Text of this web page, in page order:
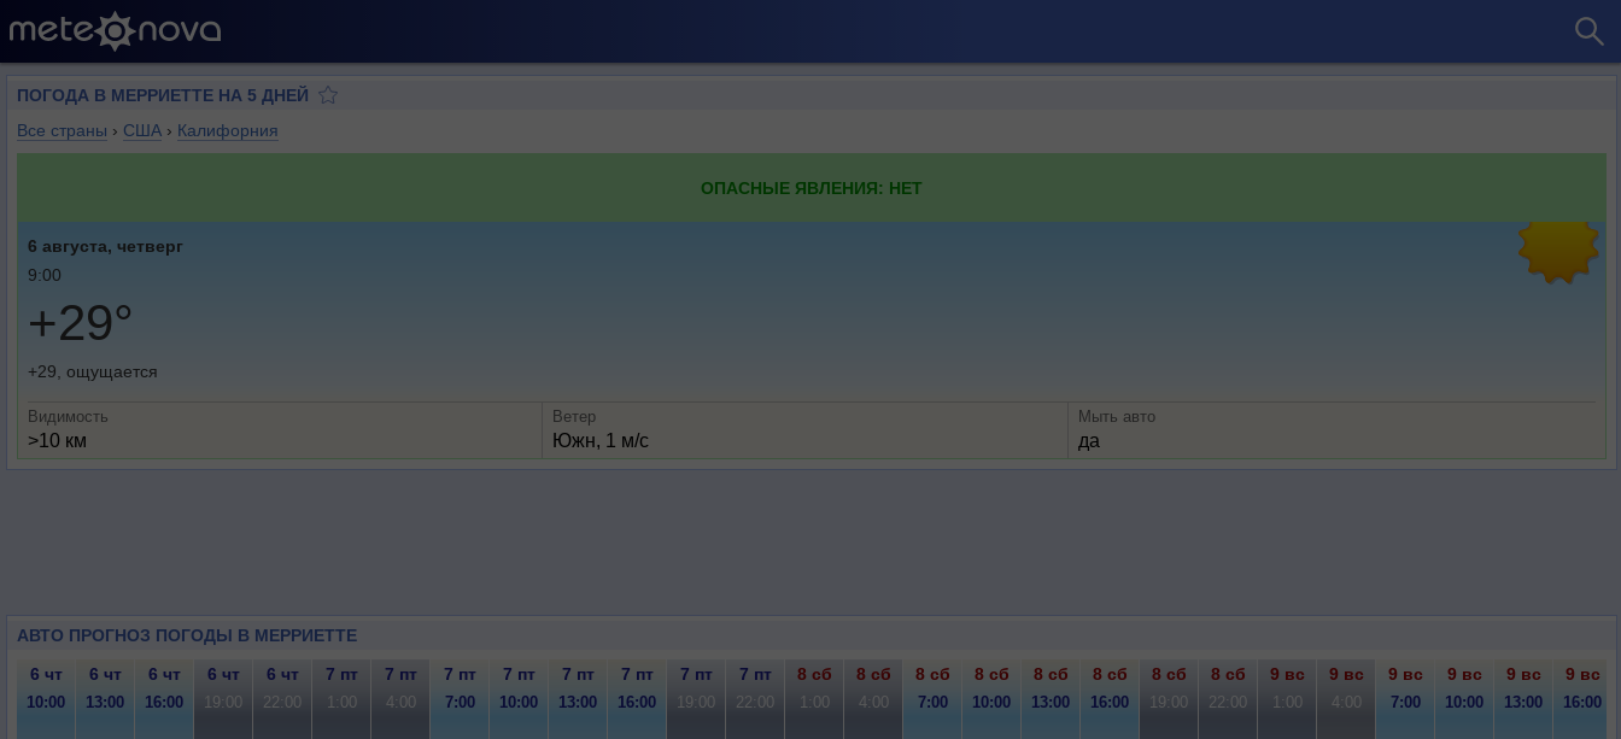
ПОГОДА В МЕРРИЕТТЕ НА 5 ДНЕЙ
Все страны › США › Калифорния
ОПАСНЫЕ ЯВЛЕНИЯ: НЕТ
6 августа, четверг
9:00
+29°
+29, ощущается
Видимость
>10 км
Ветер
Южн, 1 м/с
Мыть авто
да
АВТО ПРОГНОЗ ПОГОДЫ В МЕРРИЕТТЕ
6 чт 6 чт 6 чт 6 чт 6 чт 7 пт 7 пт 7 пт 7 пт 7 пт 7 пт 7 пт 7 пт 8 сб 8 сб 8 сб 8 сб 8 сб 8 сб 8 сб 8 сб 9 вс 9 вс 9 вс 9 вс 9 вс 9 вс
10:00 13:00 16:00 19:00 22:00 1:00 4:00 7:00 10:00 13:00 16:00 19:00 22:00 1:00 4:00 7:00 10:00 13:00 16:00 19:00 22:00 1:00 4:00 7:00 10:00 13:00 16:00